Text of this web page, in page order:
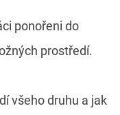
ponořeni do
prostředí.
všeho druhu a jak